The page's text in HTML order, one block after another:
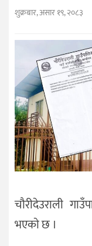
दर्शन
/
संस्कृति
विचार
देश
राजनीति
शुक्रबार, असार १९, २०८३
चौरीदेउराली
भएकाे छ ।